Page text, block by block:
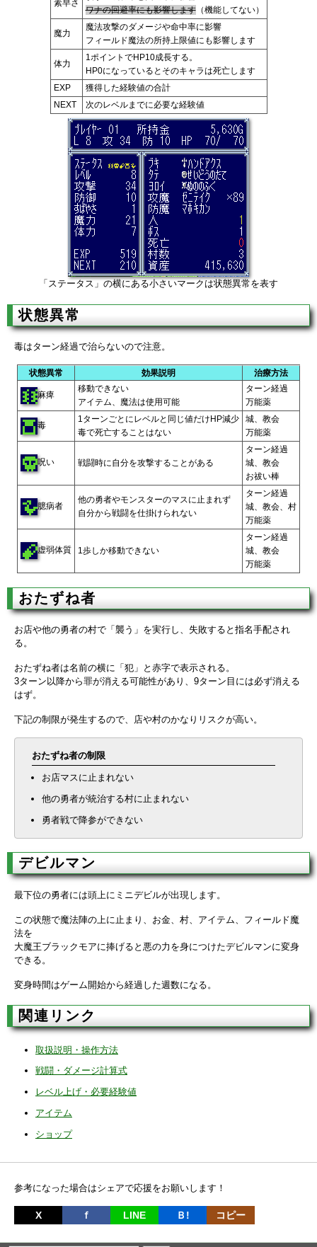
素早さ
ワナの回避率にも影響します（機能してない）
魔力
魔法攻撃のダメージや命中率に影響
フィールド魔法の所持上限値にも影響します
体力
1ポイントでHP10成長する。
HP0になっているとそのキャラは死亡します
EXP
獲得した経験値の合計
NEXT
次のレベルまでに必要な経験値
「ステータス」の横にある小さいマークは状態異常を表す
状態異常
毒はターン経過で治らないので注意。
状態異常 効果説明 治療方法
麻痺
移動できない
アイテム、魔法は使用可能
ターン経過
万能薬
毒
1ターンごとにレベルと同じ値だけHP減少
毒で死亡することはない
城、教会
万能薬
呪い 戦闘時に自分を攻撃することがある
ターン経過
城、教会
お祓い棒
臆病者
他の勇者やモンスターのマスに止まれず
自分から戦闘を仕掛けられない
ターン経過
城、教会、村
万能薬
虚弱体質 1歩しか移動できない
ターン経過
城、教会
万能薬
おたずね者
お店や他の勇者の村で「襲う」を実行し、失敗すると指名手配され
る。
おたずね者は名前の横に「犯」と赤字で表示される。
3ターン以降から罪が消える可能性があり、9ターン目には必ず消える
はず。
下記の制限が発生するので、店や村のかなりリスクが高い。
おたずね者の制限
お店マスに止まれない
他の勇者が統治する村に止まれない
勇者戦で降参ができない
デビルマン
最下位の勇者には頭上にミニデビルが出現します。
この状態で魔法陣の上に止まり、お金、村、アイテム、フィールド魔
法を
大魔王ブラックモアに捧げると悪の力を身につけたデビルマンに変身
できる。
変身時間はゲーム開始から経過した週数になる。
関連リンク
取扱説明・操作方法
戦闘・ダメージ計算式
レベル上げ・必要経験値
アイテム
ショップ
参考になった場合はシェアで応援をお願いします！
X ｆ LINE Ｂ! コピー